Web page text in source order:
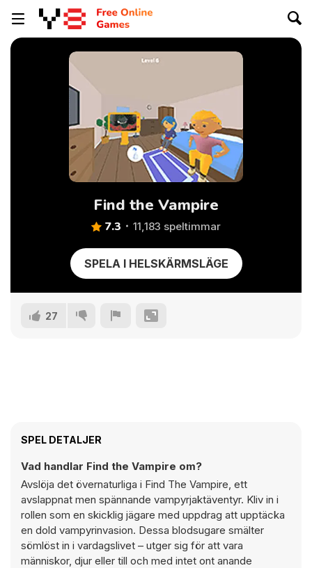
Find the Vampire
7.3 11,183 speltimmar
SPELA I HELSKÄRMSLÄGE
27
SPEL DETALJER
Vad handlar Find the Vampire om?
Avslöja det övernaturliga i Find The Vampire, ett
avslappnat men spännande vampyrjaktäventyr. Kliv in i
rollen som en skicklig jägare med uppdrag att upptäcka
en dold vampyrinvasion. Dessa blodsugare smälter
sömlöst in i vardagslivet – utger sig för att vara
människor, djur eller till och med intet ont anande